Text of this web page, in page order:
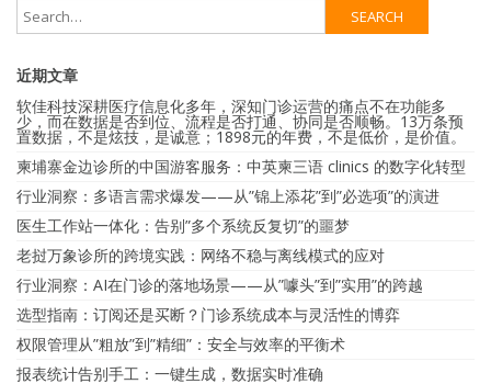
近期文章
软佳科技深耕医疗信息化多年，深知门诊运营的痛点不在功能多
少，而在数据是否到位、流程是否打通、协同是否顺畅。13万条预
置数据，不是炫技，是诚意；1898元的年费，不是低价，是价值。
柬埔寨金边诊所的中国游客服务：中英柬三语 clinics 的数字化转型
行业洞察：多语言需求爆发——从”锦上添花”到”必选项”的演进
医生工作站一体化：告别”多个系统反复切”的噩梦
老挝万象诊所的跨境实践：网络不稳与离线模式的应对
行业洞察：AI在门诊的落地场景——从”噱头”到”实用”的跨越
选型指南：订阅还是买断？门诊系统成本与灵活性的博弈
权限管理从”粗放”到”精细”：安全与效率的平衡术
报表统计告别手工：一键生成，数据实时准确